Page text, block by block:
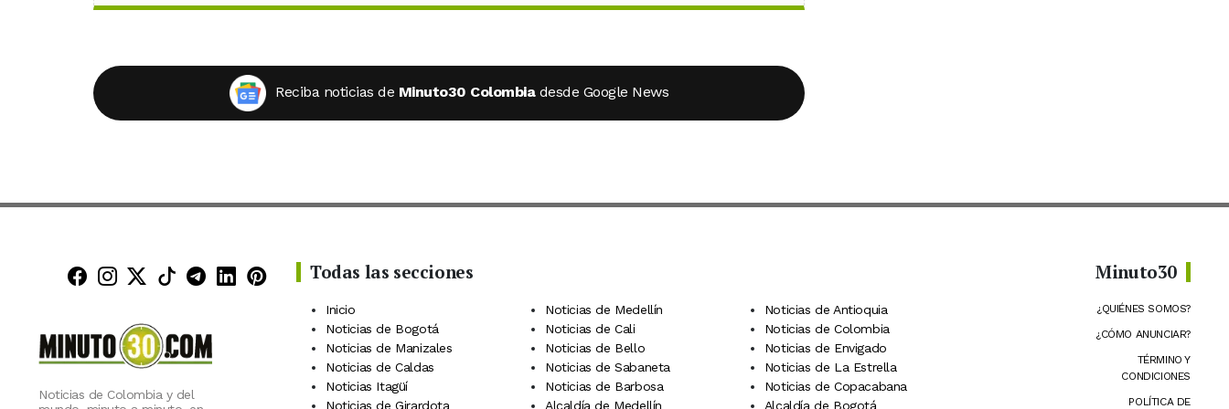
Reciba noticias de Minuto30 Colombia desde Google News
Minuto30 en Facebook
Minuto30 en Instagram
Minuto30 en X (Twitter)
Minuto30 en TikTok
Canal de Minuto30 en Telegram
Minuto30 en LinkedIn
Minuto30 en Pinterest
Noticias de Colombia y del
Todas las secciones
Inicio Noticias de Medellín
Noticias de Antioquia
Noticias de Bogotá
Noticias de Cali
Noticias de Colombia
Noticias de Manizales
Noticias de Bello
Noticias de Envigado
Noticias de Caldas
Noticias de Sabaneta
Noticias de La Estrella
Noticias Itagüí
Noticias de Barbosa
Noticias de Copacabana
Noticias de Girardota
Alcaldía de Medellín Alcaldía de Bogotá
Minuto30
¿QUIÉNES SOMOS?
¿CÓMO ANUNCIAR?
TÉRMINO Y
CONDICIONES
POLÍTICA DE